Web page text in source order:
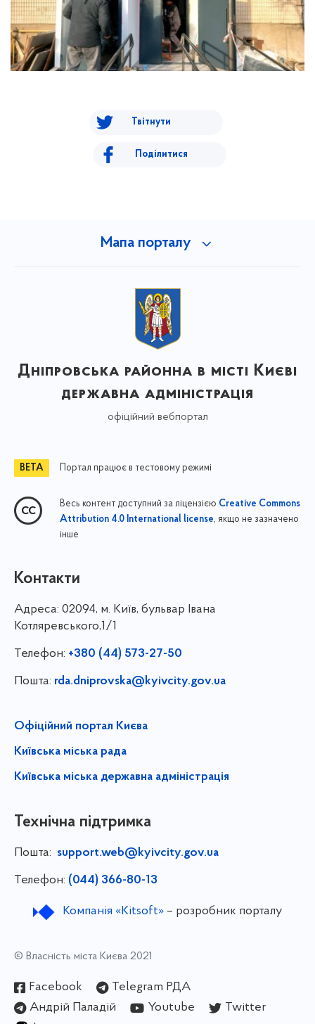
Твітнути
Поділитися
Мапа порталу
Дніпровська районна в місті Києві
державна адміністрація
офіційний вебпортал
Портал працює в тестовому режимі
Весь контент доступний за ліцензією Creative Commons
Attribution 4.0 International license, якщо не зазначено
інше
Контакти
Адреса: 02094, м. Київ, бульвар Івана
Котляревського,1/1
Телефон: +380 (44) 573-27-50
Пошта: rda.dniprovska@kyivcity.gov.ua
Офіційний портал Києва
Київська міська рада
Київська міська державна адміністрація
Технічна підтримка
Пошта: support.web@kyivcity.gov.ua
Телефон: (044) 366-80-13
Компанія «Kitsoft»– розробник порталу
© Власність міста Києва 2021
Facebook
Telegram РДА
Андрій Паладій
Youtube
Twitter